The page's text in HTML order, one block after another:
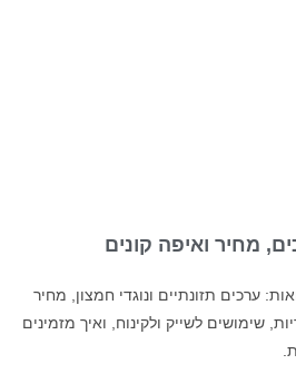
מחיר ואיפה קונים
ערכים תזונתיים ונוגדי חמצון, מחיר
שימושים לשייק ולקינוח, ואיך מזמינים